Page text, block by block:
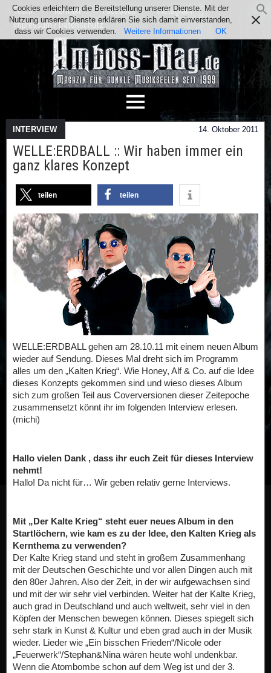
Team Kontakt Facebook
Instagram
Impressum / Datenschutz
INTERVIEW 14. Oktober 2011
WELLE:ERDBALL :: Wir haben immer ein
ganz klares Konzept
teilen teilen
WELLE:ERDBALL gehen am 28.10.11 mit einem neuen Album
wieder auf Sendung. Dieses Mal dreht sich im Programm
alles um den „Kalten Krieg“. Wie Honey, Alf & Co. auf die Idee
dieses Konzepts gekommen sind und wieso dieses Album
sich zum großen Teil aus Coverversionen dieser Zeitepoche
zusammensetzt könnt ihr im folgenden Interview erlesen.
(michi)
Hallo vielen Dank , dass ihr euch Zeit für dieses Interview
nehmt!
Hallo! Da nicht für… Wir geben relativ gerne Interviews.
Mit „Der Kalte Krieg“ steht euer neues Album in den
Startlöchern, wie kam es zu der Idee, den Kalten Krieg als
Kernthema zu verwenden?
Der Kalte Krieg stand und steht in großem Zusammenhang
mit der Deutschen Geschichte und vor allen Dingen auch mit
den 80er Jahren. Also der Zeit, in der wir aufgewachsen sind
und mit der wir sehr viel verbinden. Weiter hat der Kalte Krieg,
auch grad in Deutschland und auch weltweit, sehr viel in den
Köpfen der Menschen bewegen können. Dieses spiegelt sich
sehr stark in Kunst & Kultur und eben grad auch in der Musik
wieder. Lieder wie „Ein bisschen Frieden“/Nicole oder
„Feuerwerk“/Stephan&Nina wären heute wohl undenkbar.
Wenn die Atombombe schon auf dem Weg ist und der 3.
Cookies erleichtern die Bereitstellung unserer Dienste. Mit der
Nutzung unserer Dienste erklären Sie sich damit einverstanden,
dass wir Cookies verwenden.
Weitere Informationen OK